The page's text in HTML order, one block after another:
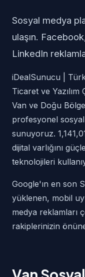
Sosyal medya
ulaşın.
LinkedIn
iDealSunucu |
Ticaret ve Yazılım
Van ve Doğu
profesyonel
sunuyoruz.
dijital varlığını
teknolojileri
Google'ın en son
yüklenen, mobil
medya reklamları
rakiplerinizin